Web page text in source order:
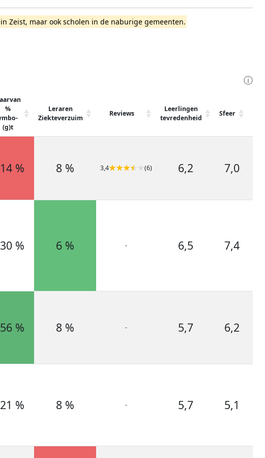
Zeist, maar ook scholen in de naburige gemeenten.
ⓘ
%
(g)t
Leraren
Ziekteverzuim
Reviews
Leerlingen
tevredenheid
Sfeer
14 % 8 % 3,4 (6) 6,2 7,0
30 % 6 % - 6,5 7,4
56 % 8 % - 5,7 6,2
21 % 8 % - 5,7 5,1